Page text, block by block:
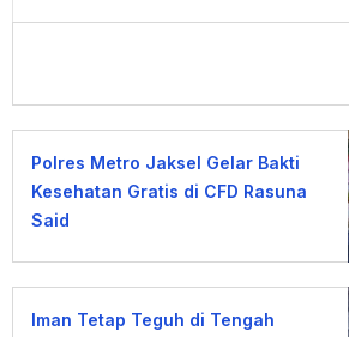
Polres Metro Jaksel Gelar Bakti
Kesehatan Gratis di CFD Rasuna
Said
Iman Tetap Teguh di Tengah